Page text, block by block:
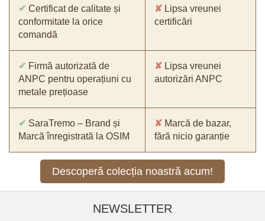
✔ Certificat de calitate și
conformitate la orice
comandă
✘ Lipsa vreunei
certificări
✔ Firmă autorizată de
ANPC pentru operațiuni cu
metale prețioase
✘ Lipsa vreunei
autorizări ANPC
✔ SaraTremo – Brand și
Marcă înregistrată la OSIM
✘ Marcă de bazar,
fără nicio garanție
Descoperă colecția noastră acum!
NEWSLETTER